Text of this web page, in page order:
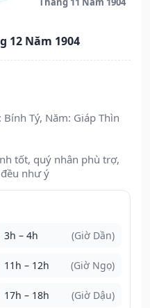
12 Năm 1904
Tý, Năm: Giáp Thìn
tốt, quý nhân phù trợ,
như ý
3h – 4h (Giờ Dần)
11h – 12h (Giờ Ngọ)
17h – 18h (Giờ Dậu)